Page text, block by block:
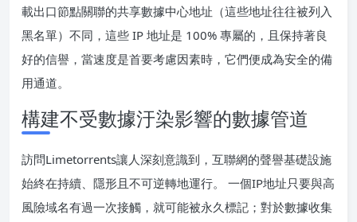
載出口節點關聯的共享數據中心地址（這些地址往往被列入
黑名單）不同，這些 IP 地址是 100% 專屬的，且保持著良
好的信譽，當速度是首要考慮因素時，它們便成為安全的備
用通道。
構建不受數據汙染影響的數據管道
訪問Limetorrents讓人深刻意識到，互聯網的聲譽基礎設施
始終在持續、隱形且不可逆轉地運行。 一個IP地址只要與高
風險域名有過一次接觸，就可能被永久標記；對於數據收集